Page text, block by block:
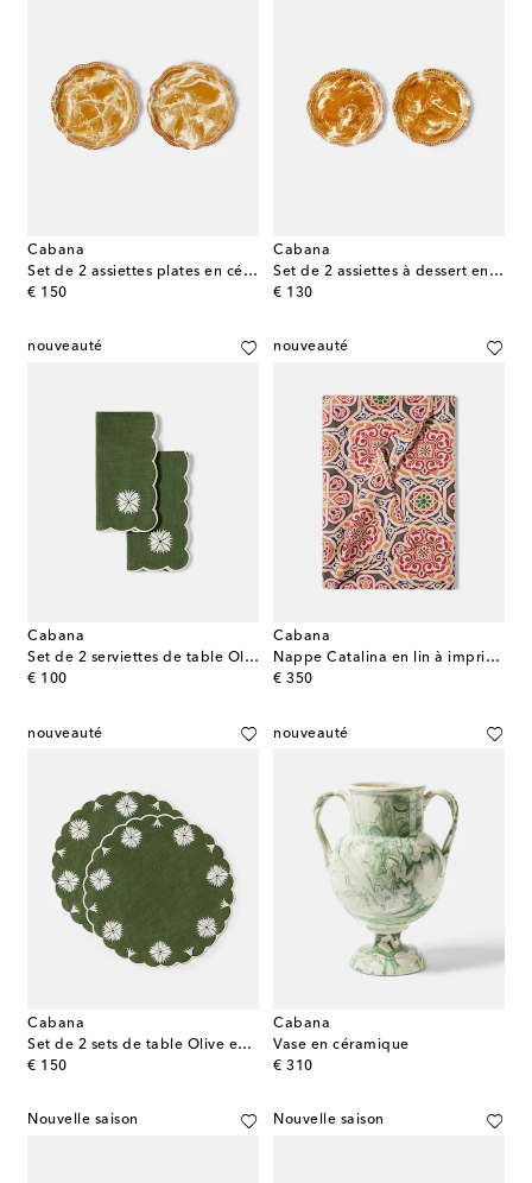
Cabana
Set de 2 assiettes plates en céramique
€ 150
original price
Cabana
Set de 2 assiettes à dessert en céramique
€ 130
original price
nouveauté
Cabana
Set de 2 serviettes de table Olive en lin et coton
€ 100
original price
nouveauté
Cabana
Nappe Catalina en lin à imprimé
€ 350
original price
nouveauté
Cabana
Set de 2 sets de table Olive en lin et coton
€ 150
original price
nouveauté
Cabana
Vase en céramique
€ 310
original price
Nouvelle saison Nouvelle saison